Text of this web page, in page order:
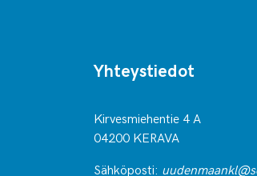
Yhteystiedot
Kirvesmiehentie 4 A
04200 KERAVA
Sähköposti: